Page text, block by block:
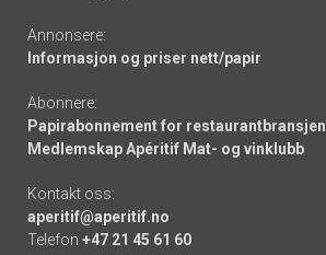
Annonsere:
Informasjon og priser nett/papir
Abonnere:
Papirabonnement for restaurantbransjen
Medlemskap Apéritif Mat- og vinklubb
Kontakt oss:
aperitif@aperitif.no
Telefon +47 21 45 61 60